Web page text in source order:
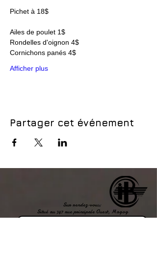
Pichet à 18$
Ailes de poulet 1$
Rondelles d'oignon 4$
Cornichons panés 4$
Afficher plus
Partager cet événement
Sur rendez-vous;
Situé au 347 rue principale Ouest, Magog